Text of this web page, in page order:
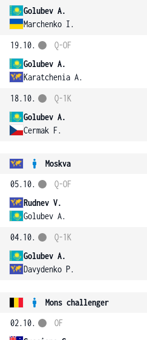
Golubev A.
Marchenko I.
19.10.
Golubev A.
Karatchenia A.
Q-OF
18.10.
Golubev A.
Cermak F.
Q-1K
Moskva
05.10.
Rudnev V.
Golubev A.
Q-OF
04.10.
Golubev A.
Davydenko P.
Q-1K
Mons challenger
02.10.
OF